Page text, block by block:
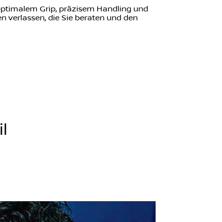
Grip, präzisem Handling und
verlassen, die Sie beraten und den